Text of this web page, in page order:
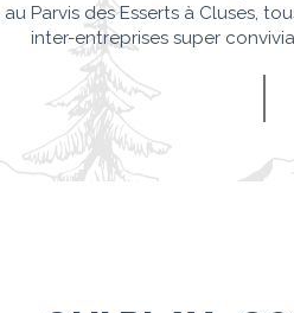
au Parvis des Esserts à Cluses,
inter-entreprises super